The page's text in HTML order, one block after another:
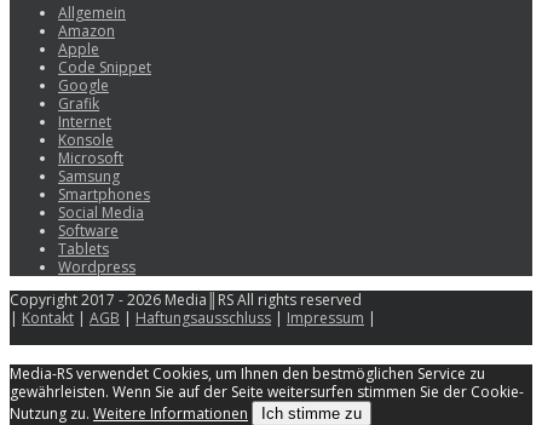
Allgemein
Amazon
Apple
Code Snippet
Google
Grafik
Internet
Konsole
Microsoft
Samsung
Smartphones
Social Media
Software
Tablets
Wordpress
Copyright 2017 - 2026 Media║RS All rights reserved
| Kontakt | AGB | Haftungsausschluss | Impressum |
Media-RS verwendet Cookies, um Ihnen den bestmöglichen Service zu
gewährleisten. Wenn Sie auf der Seite weitersurfen stimmen Sie der Cookie-
Nutzung zu. Weitere Informationen Ich stimme zu